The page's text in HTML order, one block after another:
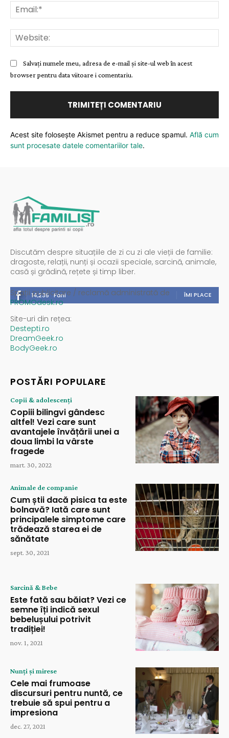
Salvați numele meu, adresa de e-mail și site-ul web în acest
browser pentru data viitoare i comentariu.
Acest site folosește Akismet pentru a reduce spamul. Află cum
sunt procesate datele comentariilor tale.
Discutăm despre situațiile de zi cu zi ale vieții de familie:
dragoste, relații, nunți și ocazii speciale, sarcină, animale,
casă și grădină, rețete și timp liber.
14,235 Fani ÎMI PLACE
Spații publicitare / reclamă administrată de
PROMOdesk.ro
Site-uri din rețea:
Destepti.ro
DreamGeek.ro
BodyGeek.ro
POSTĂRI POPULARE
Copii & adolescenți
Copiii bilingvi gândesc
altfel! Vezi care sunt
avantajele învățării unei a
doua limbi la vârste
fragede
mart. 30, 2022
Animale de companie
Cum știi dacă pisica ta este
bolnavă? Iată care sunt
principalele simptome care
trădează starea ei de
sănătate
sept. 30, 2021
Sarcină & Bebe
Este fată sau băiat? Vezi ce
semne îți indică sexul
bebelușului potrivit
tradiției!
nov. 1, 2021
Nunți și mirese
Cele mai frumoase
discursuri pentru nuntă, ce
trebuie să spui pentru a
impresiona
dec. 27, 2021